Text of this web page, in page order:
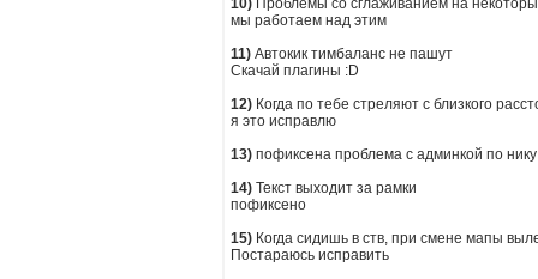
10) Проблемы со сглаживанием на
мы работаем над этим
11) Автокик тимбаланс не пашут
Скачай плагины :D
12) Когда по тебе стреляют с близкого
я это исправлю
13) пофиксена проблема с админкой по нику
14) Текст выходит за рамки
пофиксено
15) Когда сидишь в ств, при смене мапы
Постараюсь исправить